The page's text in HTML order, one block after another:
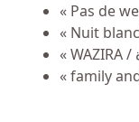
« Pas de
« Nuit
« family